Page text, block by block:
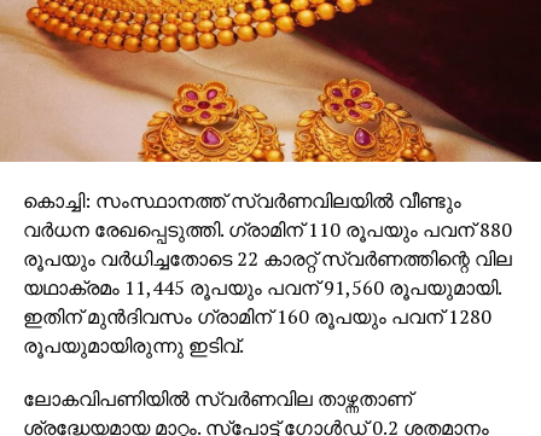
കൊച്ചി: സംസ്ഥാനത്ത് സ്വര്‍ണവിലയില്‍ വീണ്ടും
വര്‍ധന രേഖപ്പെടുത്തി. ഗ്രാമിന് 110 രൂപയും പവന് 880
രൂപയും വര്‍ധിച്ചതോടെ 22 കാരറ്റ് സ്വര്‍ണത്തിന്റെ വില
യഥാക്രമം 11,445 രൂപയും പവന് 91,560 രൂപയുമായി.
ഇതിന് മുന്‍ദിവസം ഗ്രാമിന് 160 രൂപയും പവന് 1280
രൂപയുമായിരുന്നു ഇടിവ്.
ലോകവിപണിയില്‍ സ്വര്‍ണവില താഴ്ന്നതാണ്
ശ്രദ്ധേയമായ മാറ്റം. സ്പോട്ട് ഗോള്‍ഡ് 0.2 ശതമാനം